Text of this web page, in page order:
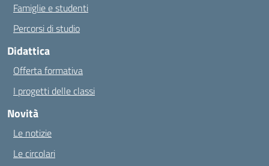
Famiglie e studenti
Percorsi di studio
Didattica
Offerta formativa
I progetti delle classi
Novità
Le notizie
Le circolari